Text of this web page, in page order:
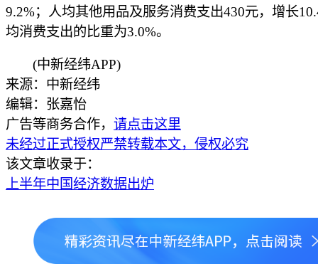
9.2%；人均其他用品及服务消费支出430元，增长
均消费支出的比重为3.0%。
(中新经纬APP)
来源：中新经纬
编辑：张嘉怡
广告等商务合作， 请点击这里
未经过正式授权严禁转载本文，侵权必究
该文章收录于：
上半年中国经济数据出炉